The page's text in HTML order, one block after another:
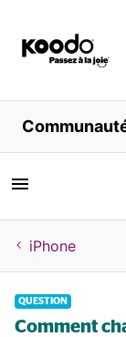
Magasiner
Libre service
Aide
iPhone
QUESTION
Comment